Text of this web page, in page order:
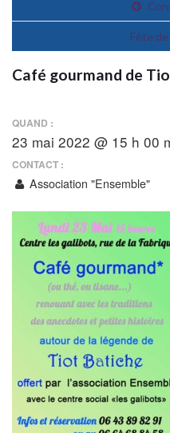
Fête
Café gourmand de
QUAND :
23 mai 2022 @ 15 h 00
CONTACT :
Association "Ensemble"